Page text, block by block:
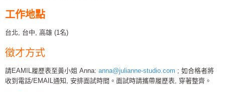
工作地點
台北, 台中, 高雄 (1名)
徵才方式
請EAMIL履歷表至黃小姐 Anna: anna@julianne-studio.com ; 如合格者將
收到電話/EMAIL通知, 安排面試時間。面試時請攜帶履歷表, 穿著整齊。